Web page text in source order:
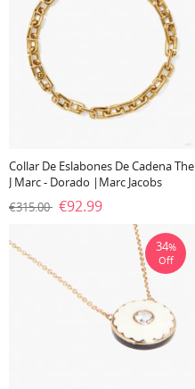
Collar De Eslabones De Cadena The
J Marc - Dorado |Marc Jacobs
€315.00 €92.99
34%
Off